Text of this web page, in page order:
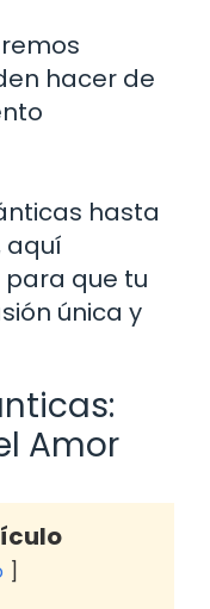
hacer de
hasta
aquí
que tu
única y
Amor